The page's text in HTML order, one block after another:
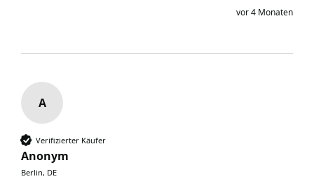
vor 4 Monaten
A
Verifizierter Käufer
Anonym
Berlin, DE